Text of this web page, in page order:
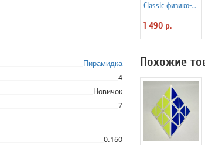
Пирамидка
4
Новичок
7
0.150
Classic физико-
подсветкой
рельефный, d=32
1 490 р.
Похожие